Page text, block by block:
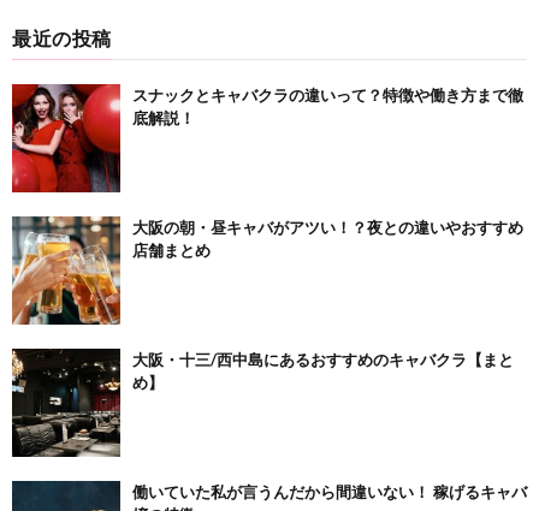
最近の投稿
スナックとキャバクラの違いって？特徴や働き方まで徹
底解説！
大阪の朝・昼キャバがアツい！？夜との違いやおすすめ
店舗まとめ
大阪・十三/西中島にあるおすすめのキャバクラ【まと
め】
働いていた私が言うんだから間違いない！ 稼げるキャバ